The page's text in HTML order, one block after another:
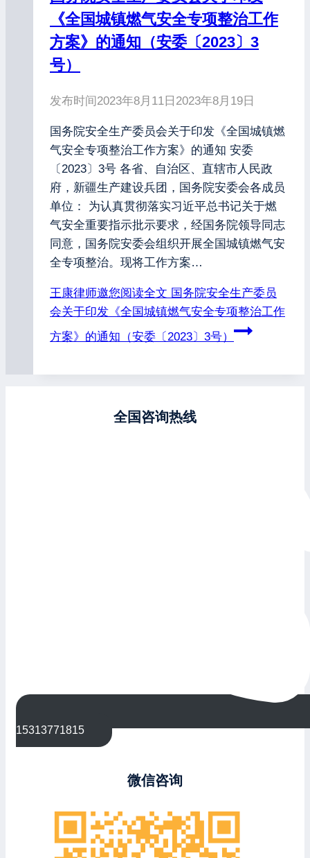
《全国城镇燃气安全专项整治工作
方案》的通知（安委〔2023〕3
号）
发布时间2023年8月11日 2023年8月19日
国务院安全生产委员会关于印发《全国城镇燃
气安全专项整治工作方案》的通知 安委
〔2023〕3号 各省、自治区、直辖市人民政
府，新疆生产建设兵团，国务院安委会各成员
单位： 为认真贯彻落实习近平总书记关于燃
气安全重要指示批示要求，经国务院领导同志
同意，国务院安委会组织开展全国城镇燃气安
全专项整治。现将工作方案…
王康律师邀您阅读全文 国务院安全生产委员
会关于印发《全国城镇燃气安全专项整治工作
方案》的通知（安委〔2023〕3号）
全国咨询热线
15313771815
微信咨询